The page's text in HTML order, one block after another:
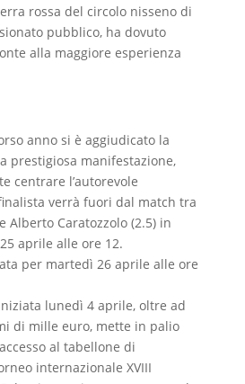
rossa del circolo nisseno di
pubblico, ha dovuto
alla maggiore esperienza
anno si è aggiudicato la
prestigiosa manifestazione,
centrare l’autorevole
verrà fuori dal match tra
Alberto Caratozzolo (2.5) in
aprile alle ore 12.
per martedì 26 aprile alle ore
lunedì 4 aprile, oltre ad
di mille euro, mette in palio
al tabellone di
internazionale XVIII